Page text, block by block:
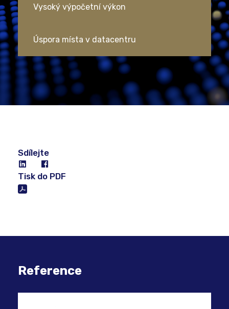
Vysoký výpočetní výkon
Úspora místa v datacentru
Sdílejte
Tisk do PDF
Reference